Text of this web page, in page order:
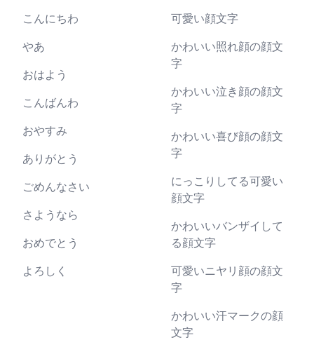
こんにちわ
やあ
おはよう
こんばんわ
おやすみ
ありがとう
ごめんなさい
さようなら
おめでとう
よろしく
可愛い顔文字
かわいい照れ顔の顔文
字
かわいい泣き顔の顔文
字
かわいい喜び顔の顔文
字
にっこりしてる可愛い
顔文字
かわいいバンザイして
る顔文字
可愛いニヤリ顔の顔文
字
かわいい汗マークの顔
文字